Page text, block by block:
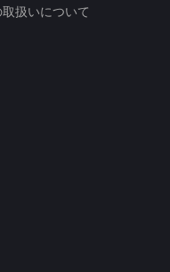
扱いについて